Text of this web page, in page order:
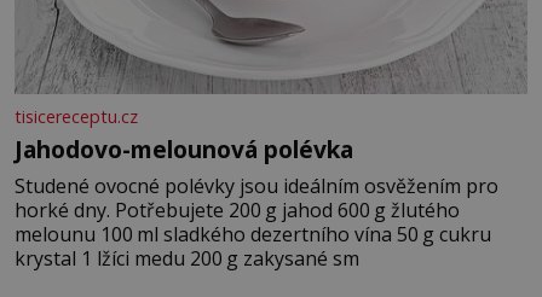
tisicereceptu.cz
Jahodovo-melounová polévka
Studené ovocné polévky jsou ideálním osvěžením pro
horké dny. Potřebujete 200 g jahod 600 g žlutého
melounu 100 ml sladkého dezertního vína 50 g cukru
krystal 1 lžíci medu 200 g zakysané sm